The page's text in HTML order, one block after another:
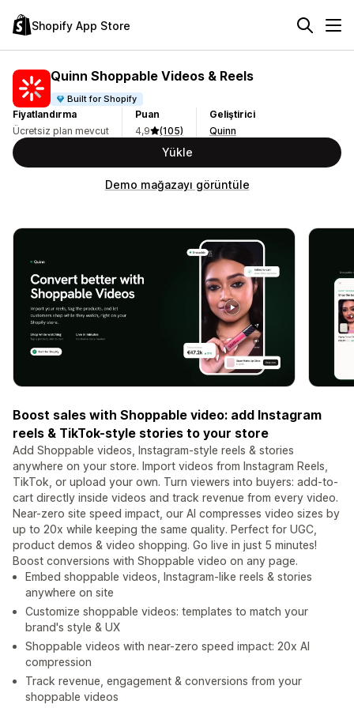
Shopify App Store
Quinn Shoppable Videos & Reels
Built for Shopify
Fiyatlandırma
Ücretsiz plan mevcut
Puan
4,9
(105)
Geliştirici
Quinn
Yükle
Demo mağazayı görüntüle
Boost sales with Shoppable video: add Instagram
reels & TikTok-style stories to your store
Add Shoppable videos, Instagram-style reels & stories
anywhere on your store. Import videos from Instagram Reels,
TikTok, or upload your own. Turn viewers into buyers: add-to-
cart directly inside videos and track revenue from every video.
Near-zero site speed impact, our AI compresses video sizes by
up to 20x while keeping the same quality. Perfect for UGC,
product demos & video shopping. Go live in just 5 minutes!
Boost conversions with Shoppable video on any page.
Embed shoppable videos, Instagram-like reels & stories
anywhere on site
Customize shoppable videos: templates to match your
brand's style & UX
Shoppable videos with near-zero speed impact: 20x AI
compression
Track revenue, engagement & conversions from your
shoppable videos